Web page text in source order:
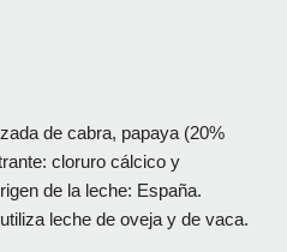
de cabra, papaya (20%
cloruro cálcico y
de la leche: España.
leche de oveja y de vaca.